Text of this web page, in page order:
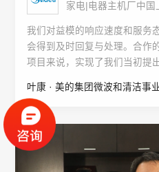
家电|电器主机厂中国
我们对益模的响应速度和服务
会得到及时回复与处理。合作
项目来说，实现了我们当初提
叶康 · 美的集团微波和清洁事